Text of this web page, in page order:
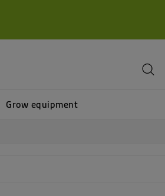
Grow equipment